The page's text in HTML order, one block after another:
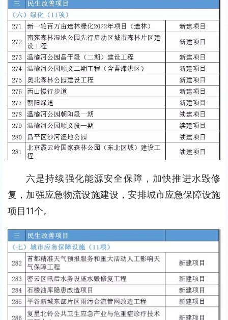
六是持续强化能源安全保障，加快推进水毁修
复，加强应急物流设施建设，安排城市应急保障设施
项目11个。